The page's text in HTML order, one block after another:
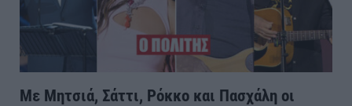
Με Μητσιά, Σάττι, Ρόκκο και Πασχάλη οι